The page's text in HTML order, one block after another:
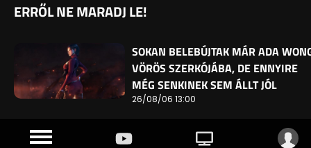
ERRŐL NE MARADJ LE!
SOKAN BELEBÚJTAK MÁR ADA
VÖRÖS SZERKÓJÁBA, DE ENNYIRE
MÉG SENKINEK SEM ÁLLT JÓL
26/08/06 13:00